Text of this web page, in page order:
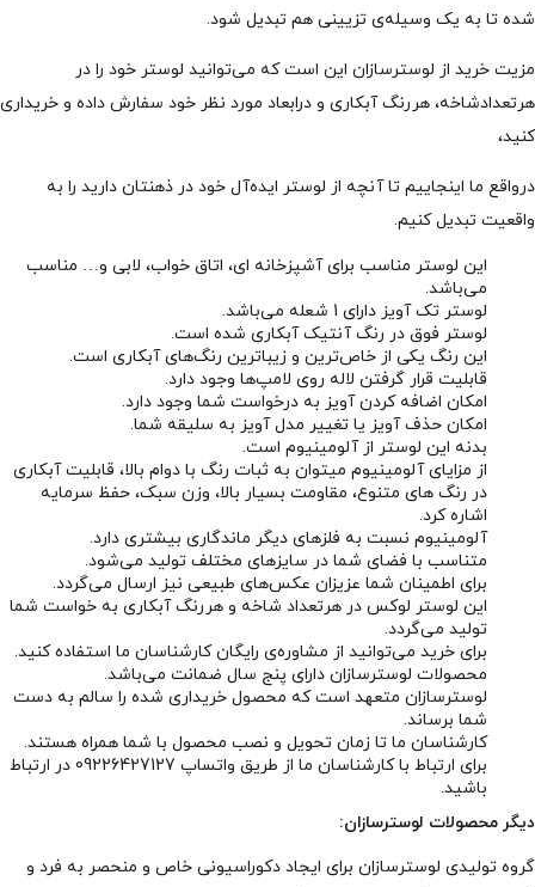
شده تا به یک وسیله‌ی تزیینی هم تبدیل شود.
مزیت خرید از لوسترسازان این است که می‌توانید لوستر خود را در
هرتعدادشاخه، هررنگ آبکاری و درابعاد مورد نظر خود سفارش داده و خریداری
کنید،
درواقع ما اینجاییم تا آنچه از لوستر ایده‌آل خود در ذهنتان دارید را به
واقعیت تبدیل کنیم.
این لوستر مناسب برای آشپزخانه ای، اتاق خواب، لابی و… مناسب
می‌باشد.
لوستر تک آویز دارای 1 شعله می‌باشد.
لوستر فوق در رنگ آنتیک آبکاری شده است.
این رنگ یکی از خاص‌ترین و زیباترین رنگ‌های آبکاری است.
قابلیت قرار گرفتن لاله روی لامپ‌ها وجود دارد.
امکان اضافه کردن آویز به درخواست شما وجود دارد.
امکان حذف آویز یا تغییر مدل آویز به سلیقه شما.
بدنه این لوستر از آلومینیوم است.
از مزایای آلومینیوم میتوان به ثبات رنگ با دوام بالا، قابلیت آبکاری
در رنگ های متنوع، مقاومت بسیار بالا، وزن سبک، حفظ سرمایه
اشاره کرد.
آلومینیوم نسبت به فلزهای دیگر ماندگاری بیشتری دارد.
متناسب با فضای شما در سایزهای مختلف تولید می‌شود.
برای اطمینان شما عزیزان عکس‌های طبیعی نیز ارسال می‌گردد.
این لوستر لوکس در هرتعداد شاخه و هررنگ آبکاری به خواست شما
تولید می‌گردد.
برای خرید می‌توانید از مشاوره‌ی رایگان کارشناسان ما استفاده کنید.
محصولات لوسترسازان دارای پنج سال ضمانت می‌باشد.
لوسترسازان متعهد است که محصول خریداری شده را سالم به دست
شما برساند.
کارشناسان ما تا زمان تحویل و نصب محصول با شما همراه هستند.
برای ارتباط با کارشناسان ما از طریق واتساپ 09226427127 در ارتباط
باشید.
دیگر محصولات لوسترسازان:
گروه تولیدی لوسترسازان برای ایجاد دکوراسیونی خاص و منحصر به فرد و